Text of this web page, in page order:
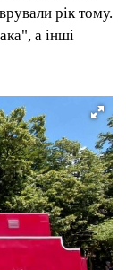
рік тому.
а інші